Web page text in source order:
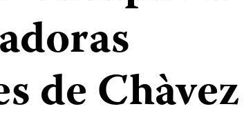
de Chàvez